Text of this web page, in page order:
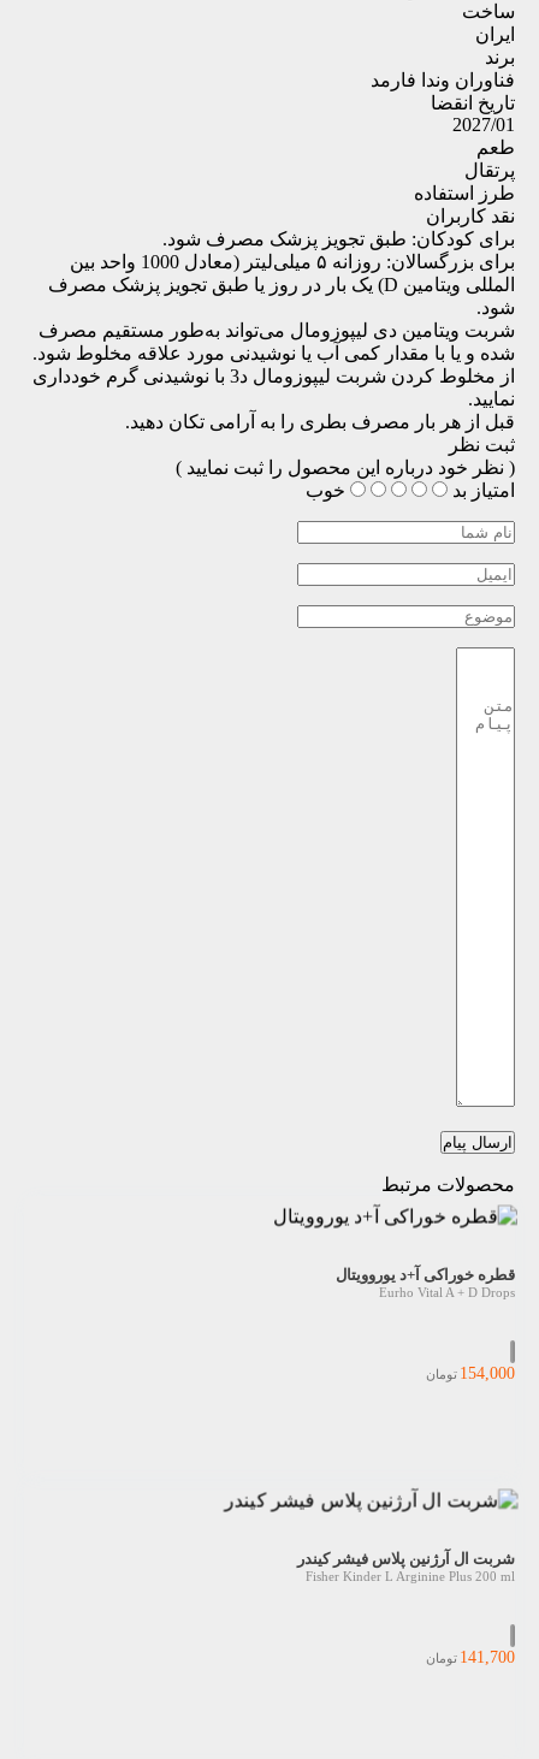
ساخت
ایران
برند
فناوران وندا فارمد
تاریخ انقضا
2027/01
طعم
پرتقال
طرز استفاده
نقد کاربران
برای کودکان: طبق تجویز پزشک مصرف شود.
برای بزرگسالان: روزانه ۵ میلی‌لیتر (معادل 1000 واحد بین
المللی ویتامین D) یک بار در روز یا طبق تجویز پزشک مصرف
شود.
شربت ویتامین دی لیپوزومال می‌تواند به‌طور مستقیم مصرف
شده و یا با مقدار کمی آب یا نوشیدنی مورد علاقه مخلوط شود.
از مخلوط کردن شربت لیپوزومال د3 با نوشیدنی گرم خودداری
نمایید.
قبل از هر بار مصرف بطری را به آرامی تکان دهید.
ثبت نظر
( نظر خود درباره این محصول را ثبت نمایید )
امتیاز بد خوب
ارسال پیام
محصولات مرتبط
قطره خوراکی آ+د یوروویتال
Eurho Vital A + D Drops
154,000 تومان
شربت ال آرژنین پلاس فیشر کیندر
Fisher Kinder L Arginine Plus 200 ml
141,700 تومان